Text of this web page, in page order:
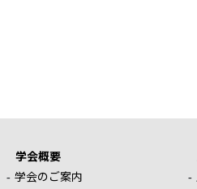
学会概要
学会のご案内